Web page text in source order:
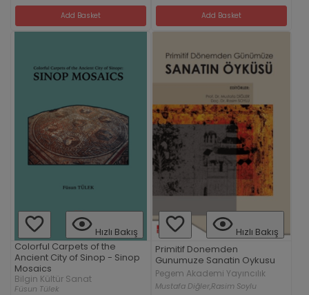
Add Basket Add Basket
Hızlı Bakış
Colorful Carpets of the
Ancient City of Sinop - Sinop
Mosaics
Bilgin Kültür Sanat
Füsun Tülek
Hızlı Bakış
Primitif Donemden
Gunumuze Sanatin Oykusu
Pegem Akademi Yayıncılık
Mustafa Diğler,Rasim Soylu